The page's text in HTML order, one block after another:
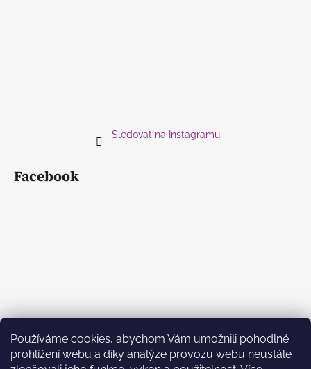
Používáme cookies, abychom Vám umožnili pohodlné
prohlížení webu a díky analýze provozu webu neustále
Sledovat na Instagramu
Facebook